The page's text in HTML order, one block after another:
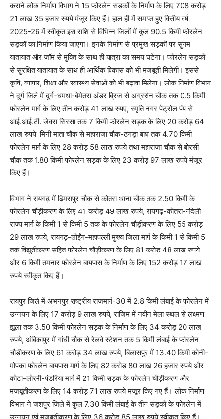
कराने लोक निर्माण विभाग ने 15 फोरलेन सड़कों के निर्माण के लिए 708 करोड़
21 लाख 35 हजार रुपये मंजूर किए हैं। हाल ही में समाप्त हुए वित्तीय वर्ष
2025-26 में स्वीकृत इस राशि से विभिन्न जिलों में कुल 90.5 किमी फोरलेन
सड़कों का निर्माण किया जाएगा। इनके निर्माण से प्रमुख सड़कों पर सुगम
यातायात और जॉम से मुक्ति के साथ ही यात्रा का समय घटेगा। फोरलेन सड़कों
से सुरक्षित यातायात के साथ ही आर्थिक विकास को भी मजबूती मिलेगी। इससे
कृषि, व्यापार, शिक्षा और स्वास्थ्य सेवाओं को भी बढ़ावा मिलेगा। लोक निर्माण विभाग
ने दुर्ग जिले में दुर्ग-धमधा-बेमेतरा अंडर ब्रिज से अग्रसेन चौक तक 0.5 किमी
फोरलेन मार्ग के लिए तीन करोड़ 41 लाख रुपए, स्मृति नगर पेट्रोल पंप से
आई.आई.टी. जेवरा सिरसा तक 7 किमी फोरलेन सड़क के लिए 20 करोड़ 64
लाख रुपये, मिनी माता चौक से महाराजा चौक-ठगड़ा बांध तक 4.70 किमी
फोरलेन मार्ग के लिए 28 करोड़ 58 लाख रुपये तथा महाराजा चौक से बोरसी
चौक तक 1.80 किमी फोरलेन सड़क के लिए 23 करोड़ 97 लाख रुपये मंजूर
किए हैं।
विभाग ने रायगढ़ में ढिमरापुर चौक से कोतरा थाना चौक तक 2.50 किमी के
फोरलेन चौड़ीकरण के लिए 41 करोड़ 49 लाख रुपये, रायगढ़-कोतरा-नंदेली
राज्य मार्ग के किमी 1 से किमी 5 तक के फोरलेन चौड़ीकरण के लिए 55 करोड़
29 लाख रुपये, रायगढ़-लोईंग-महापल्ली मुख्य जिला मार्ग के किमी 1 से किमी 5
तक विद्युतीकरण सहित फोरलेन चौड़ीकरण के लिए 81 करोड़ 48 लाख रुपये
और 6 किमी तमनार फोरलेन बायपास के निर्माण के लिए 152 करोड़ 17 लाख
रुपये स्वीकृत किए हैं।
रायपुर जिले में अभनपुर राष्ट्रीय राजमार्ग-30 में 2.8 किमी लंबाई के फोरलेन में
उन्नयन के लिए 17 करोड़ 9 लाख रुपये, राजिम में नवीन मेला स्थल से लक्ष्मण
झूला तक 3.50 किमी फोरलेन सड़क के निर्माण के लिए 34 करोड़ 20 लाख
रुपये, अंबिकापुर में गांधी चौक से रेलवे स्टेशन तक 5 किमी लंबाई के फोरलेन
चौड़ीकरण के लिए 61 करोड़ 34 लाख रुपये, बिलासपुर में 13.40 किमी कोनी-
मोपका फोरलेन बायपास मार्ग के लिए 82 करोड़ 80 लाख 26 हजार रुपये और
कोटा-लोरमी-पंडरिया मार्ग में 21 किमी सड़क के फोरलेन चौड़ीकरण और
मजबूतीकरण के लिए 14 करोड़ 71 लाख रुपये मंजूर किए गए हैं। लोक निर्माण
विभाग ने जशपुर जिले में कुल 7.30 किमी लंबाई के तीन सड़कों के फोरलेन में
उन्नयन एवं मजबूतीकरण के लिए 36 करोड़ 85 लाख रुपये स्वीकृत किए हैं।